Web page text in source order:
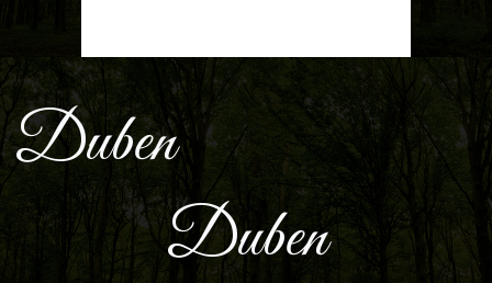
Duben
Duben